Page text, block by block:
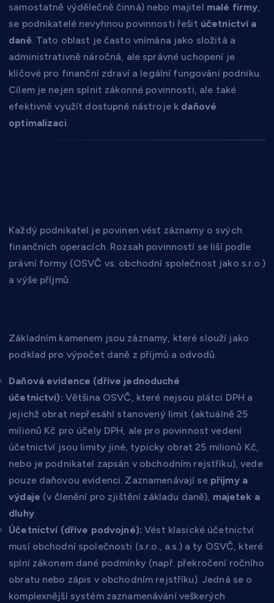
samostatně výdělečně činná) nebo majitel malé firmy
se podnikatelé nevyhnou povinnosti řešit účetnictví a
daně. Tato oblast je často vnímána jako složitá a
administrativně náročná, ale správné uchopení je
klíčové pro finanční zdraví a legální fungování podniku.
Cílem je nejen splnit zákonné povinnosti, ale také
efektivně využít dostupné nástroje k daňové
optimalizaci.
Každý podnikatel je povinen vést záznamy o svých
finančních operacích. Rozsah povinností se liší podle
právní formy (OSVČ vs. obchodní společnost jako s.r.o.)
a výše příjmů.
Základním kamenem jsou záznamy, které slouží jako
podklad pro výpočet daně z příjmů a odvodů.
Daňová evidence (dříve jednoduché
účetnictví): Většina OSVČ, které nejsou plátci DPH a
jejichž obrat nepřesáhl stanovený limit (aktuálně 25
milionů Kč pro účely DPH, ale pro povinnost vedení
účetnictví jsou limity jiné, typicky obrat 25 milionů Kč,
nebo je podnikatel zapsán v obchodním rejstříku), vede
pouze daňovou evidenci. Zaznamenávají se příjmy a
výdaje (v členění pro zjištění základu daně), majetek a
dluhy.
Účetnictví (dříve podvojné): Vést klasické účetnictví
musí obchodní společnosti (s.r.o., a.s.) a ty OSVČ, které
splní zákonem dané podmínky (např. překročení ročního
obratu nebo zápis v obchodním rejstříku). Jedná se o
komplexnější systém zaznamenávání veškerých